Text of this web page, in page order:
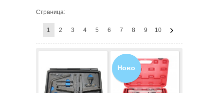
Страница:
1 2 3 4 5 6 7 8 9 10
Ново